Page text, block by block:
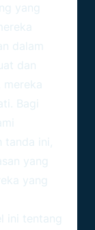
yang
dalam
dan
Bagi
tanda ini,
yang
yang
ini tentang